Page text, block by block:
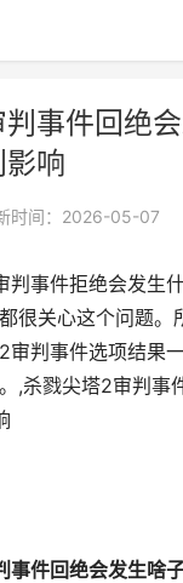
事件回绝
响
时间：2026-05-07
判事件拒绝会发生
很关心这个问题。
审判事件选项结果
,杀戮尖塔2审判事
事件回绝会发生啥